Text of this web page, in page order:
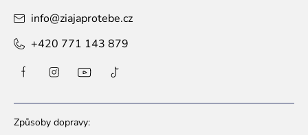
info@ziajaprotebe.cz
+420 771 143 879
Způsoby dopravy: